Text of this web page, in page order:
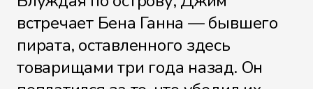
встречает Бена Ганна — бывшего
пирата, оставленного здесь
товарищами три года назад. Он